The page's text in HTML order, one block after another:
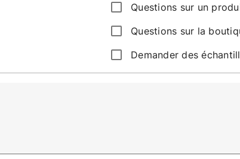
Questions sur un
Questions sur la
Demander des